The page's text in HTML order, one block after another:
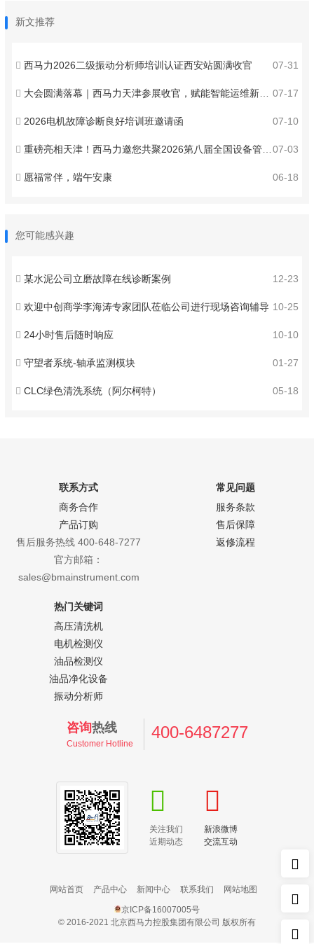
新文推荐
07-31
西马力2026二级振动分析师培训认证西安站圆满收官
07-17
大会圆满落幕｜西马力天津参展收官，赋能智能运维新发展
07-10
2026电机故障诊断良好培训班邀请函
07-03
重磅亮相天津！西马力邀您共聚2026第八届全国设备管理与技术创新成果交流大会 ！
06-18
愿福常伴，端午安康
您可能感兴趣
12-23
某水泥公司立磨故障在线诊断案例
10-25
欢迎中创商学李海涛专家团队莅临公司进行现场咨询辅导
10-10
24小时售后随时响应
01-27
守望者系统-轴承监测模块
05-18
CLC绿色清洗系统（阿尔柯特）
联系方式
商务合作
产品订购
售后服务热线 400-648-7277
官方邮箱：
sales@bmainstrument.com
常见问题
服务条款
售后保障
返修流程
热门关键词
高压清洗机
电机检测仪
油品检测仪
油品净化设备
振动分析师
咨询热线
Customer Hotline
400-6487277
关注我们
近期动态
新浪微博
交流互动
网站首页 产品中心 新闻中心 联系我们 网站地图
京ICP备16007005号
© 2016-2021 北京西马力控股集团有限公司 版权所有